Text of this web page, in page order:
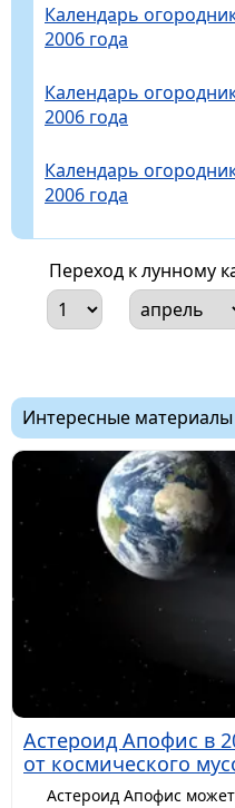
Календарь
2006 года
Календарь
2006 года
Календарь
2006 года
Переход к лунному
Интересные
Астероид Апофис в
от космического
Астероид Апофис